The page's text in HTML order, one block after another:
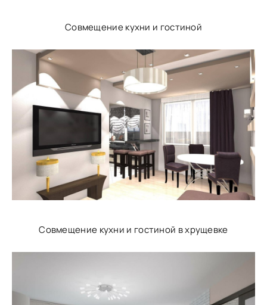
Совмещение кухни и гостиной
Совмещение кухни и гостиной в хрущевке